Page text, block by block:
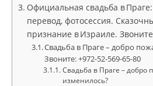
Официальная свадьба в
перевод, фотосессия.
признание в Израиле. Звоните
Свадьба в Праге – добро
Звоните: +972-52-569-65-80
Свадьба в Праге – добро
изменилось?